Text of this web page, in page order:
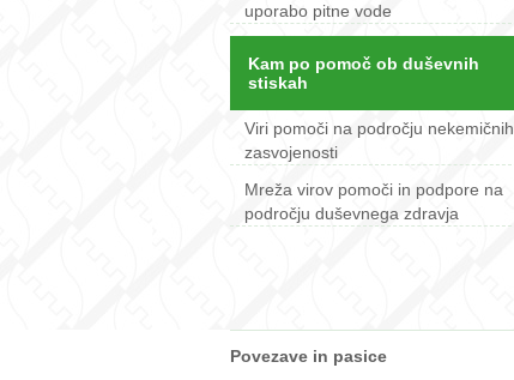
uporabo pitne vode
Kam po pomoč ob duševnih
stiskah
Viri pomoči na področju nekemičnih
zasvojenosti
Mreža virov pomoči in podpore na
področju duševnega zdravja
Povezave in pasice